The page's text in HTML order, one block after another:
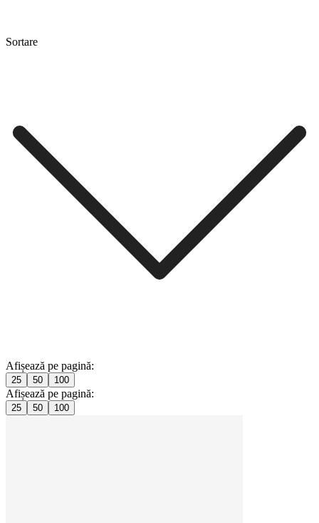
Sortare
Afișează pe pagină:
25 50 100
Afișează pe pagină:
25 50 100